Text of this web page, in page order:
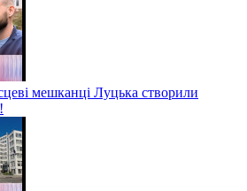
мешканці Луцька створили